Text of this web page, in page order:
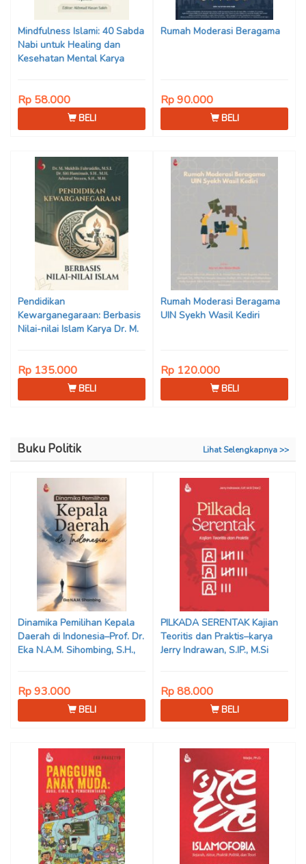
Son Haji, Dede Sunarya,
Iwan Setiawan, Nur Afiatin
Editor: Mi’raj Dodi Kurniawan
Mindfulness Islami: 40 Sabda
Nabi untuk Healing dan
Kesehatan Mental Karya
Saniyya Fadhila, Avanda
Chintya Cahyaning Putri, dan
Arjunedi
Rp 58.000
BELI
Rumah Moderasi Beragama
Rp 90.000
BELI
Pendidikan
Kewarganegaraan: Berbasis
Nilai-nilai Islam Karya Dr. M.
Adrenal Stezen, S.H., M.H.
Rp 135.000
BELI
Rumah Moderasi Beragama
UIN Syekh Wasil Kediri
Rp 120.000
BELI
Buku Politik Lihat Selengkapnya >>
Dinamika Pemilihan Kepala
Daerah di Indonesia–Prof. Dr.
Eka N.A.M. Sihombing, S.H.,
Rp 93.000
BELI
PILKADA SERENTAK Kajian
Teoritis dan Praktis–karya
Jerry Indrawan, S.IP., M.Si
Rp 88.000
BELI